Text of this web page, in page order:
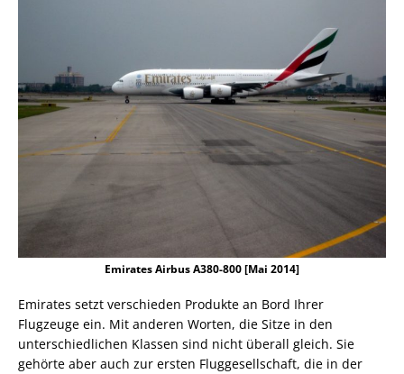
Emirates Airbus A380-800 [Mai 2014]
Emirates setzt verschieden Produkte an Bord Ihrer
Flugzeuge ein. Mit anderen Worten, die Sitze in den
unterschiedlichen Klassen sind nicht überall gleich. Sie
gehörte aber auch zur ersten Fluggesellschaft, die in der